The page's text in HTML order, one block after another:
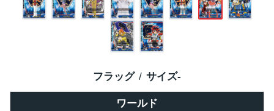
ワールド
フラッグ サイズ-